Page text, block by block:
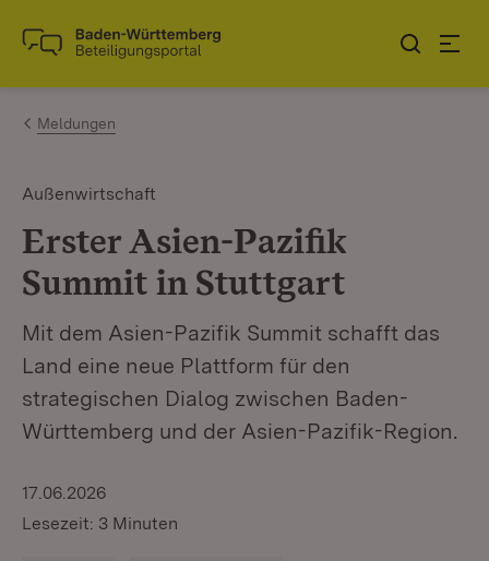
Zum Inhalt springen
Link zur Startseite
Meldungen
Außenwirtschaft
Erster Asien-Pazifik
Summit in Stuttgart
Mit dem Asien-Pazifik Summit schafft das
Land eine neue Plattform für den
strategischen Dialog zwischen Baden-
Württemberg und der Asien-Pazifik-Region.
17.06.2026
Lesezeit: 3 Minuten